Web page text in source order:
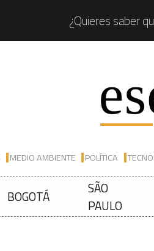
¿Quieres saber
MEDIO AMBIENTE POLÍTICA
BOGOTÁ
SÃO
PAULO